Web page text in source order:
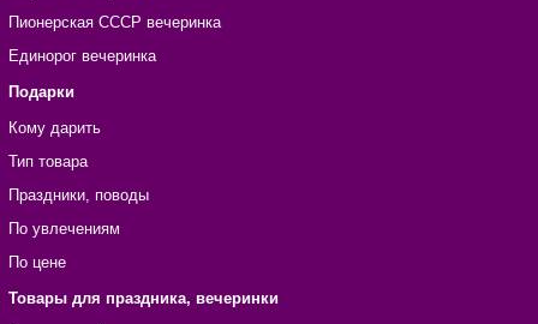
Пионерская СССР вечеринка
Единорог вечеринка
Подарки
Кому дарить
Тип товара
Праздники, поводы
По увлечениям
По цене
Товары для праздника, вечеринки